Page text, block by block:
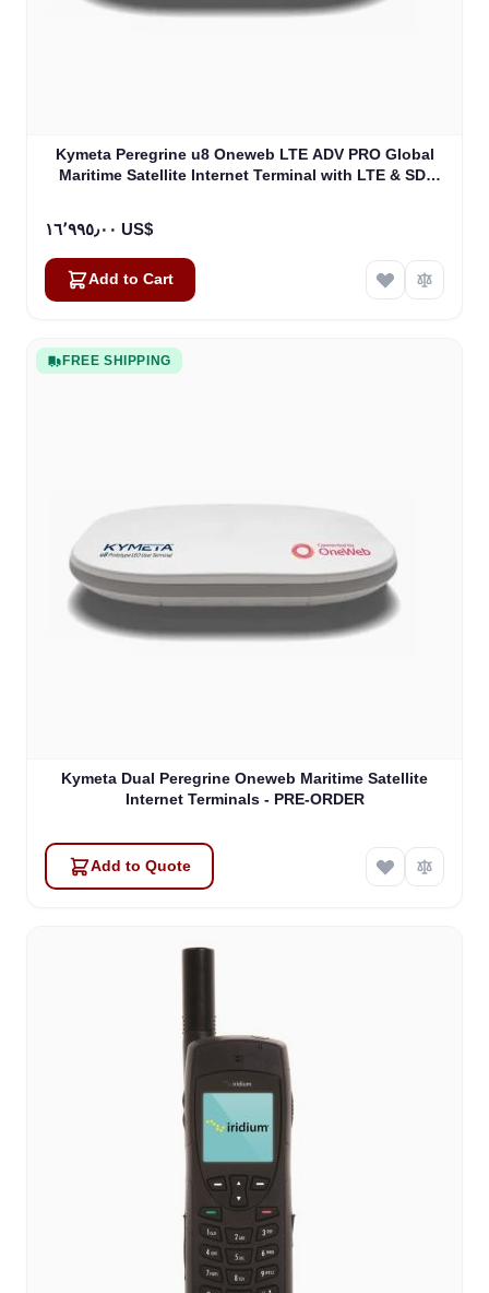
Kymeta Peregrine u8 Oneweb LTE ADV PRO Global
Maritime Satellite Internet Terminal with LTE & SD-
١٦٬٩٩٥٫٠٠ US$
Add to Cart
FREE SHIPPING
Kymeta Dual Peregrine Oneweb Maritime Satellite
Internet Terminals - PRE-ORDER
Add to Quote